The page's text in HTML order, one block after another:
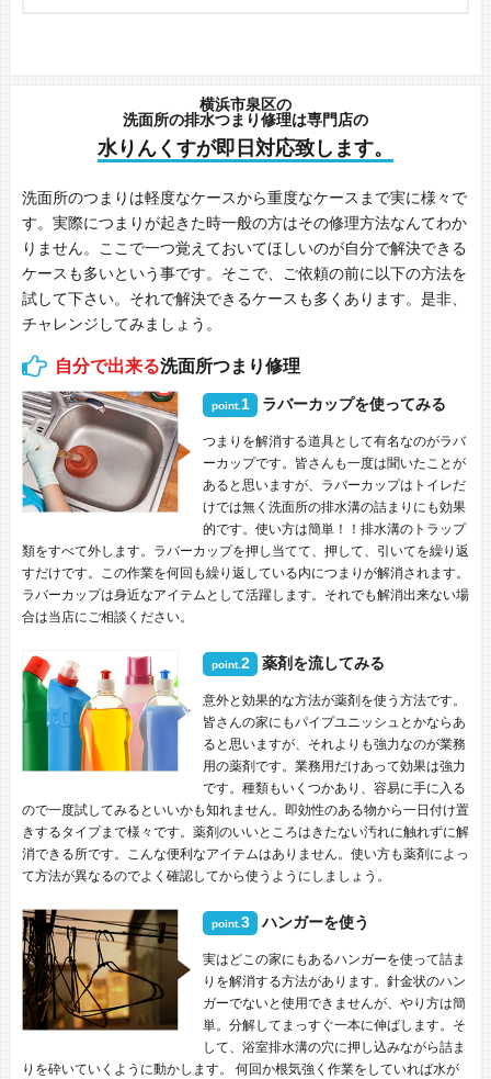
横浜市泉区の
洗面所の排水つまり修理は専門店の
水りんくすが即日対応致します。
洗面所のつまりは軽度なケースから重度なケースまで実に様々で
す。実際につまりが起きた時一般の方はその修理方法なんてわか
りません。ここで一つ覚えておいてほしいのが自分で解決できる
ケースも多いという事です。そこで、ご依頼の前に以下の方法を
試して下さい。それで解決できるケースも多くあります。是非、
チャレンジしてみましょう。
自分で出来る洗面所つまり修理
point. 1 ラバーカップを使ってみる
つまりを解消する道具として有名なのがラバ
ーカップです。皆さんも一度は聞いたことが
あると思いますが、ラバーカップはトイレだ
けでは無く洗面所の排水溝の詰まりにも効果
的です。使い方は簡単！！排水溝のトラップ
類をすべて外します。ラバーカップを押し当てて、押して、引いてを繰り返
すだけです。この作業を何回も繰り返している内につまりが解消されます。
ラバーカップは身近なアイテムとして活躍します。それでも解消出来ない場
合は当店にご相談ください。
point.2 薬剤を流してみる
意外と効果的な方法が薬剤を使う方法です。
皆さんの家にもパイプユニッシュとかならあ
ると思いますが、それよりも強力なのが業務
用の薬剤です。業務用だけあって効果は強力
です。種類もいくつかあり、容易に手に入る
ので一度試してみるといいかも知れません。即効性のある物から一日付け置
きするタイプまで様々です。薬剤のいいところはきたない汚れに触れずに解
消できる所です。こんな便利なアイテムはありません。使い方も薬剤によっ
て方法が異なるのでよく確認してから使うようにしましょう。
point.3 ハンガーを使う
実はどこの家にもあるハンガーを使って詰ま
りを解消する方法があります。針金状のハン
ガーでないと使用できませんが、やり方は簡
単。分解してまっすぐ一本に伸ばします。そ
して、浴室排水溝の穴に押し込みながら詰ま
りを砕いていくように動かします。 何回か根気強く作業をしていれば水が